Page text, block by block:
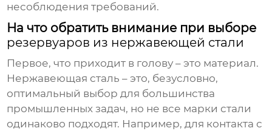
несоблюдения требований.
На что обратить внимание при выборе
резервуаров из нержавеющей стали
Первое, что приходит в голову – это материал.
Нержавеющая сталь – это, безусловно,
оптимальный выбор для большинства
промышленных задач, но не все марки стали
одинаково подходят. Например, для контакта с